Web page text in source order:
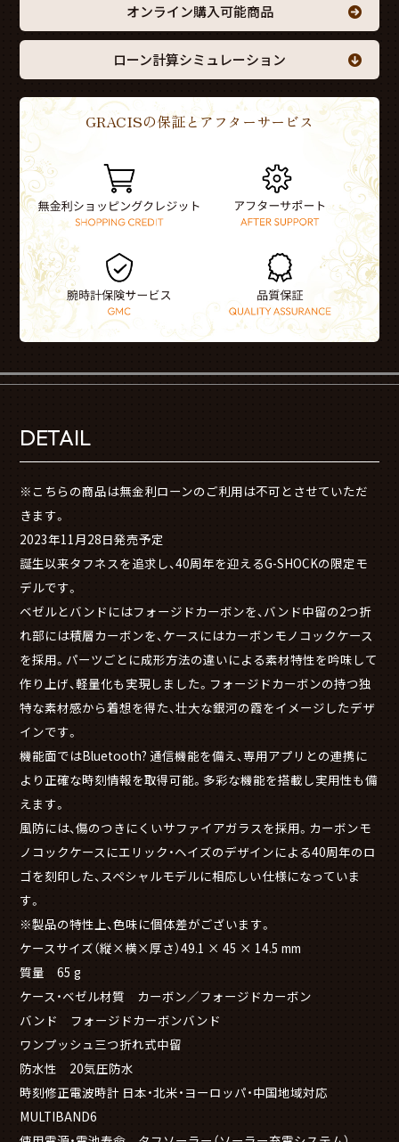
オンライン購入可能商品
ローン計算シミュレーション
GRACISの保証とアフターサービス
DETAIL
※こちらの商品は無金利ローンのご利用は不可とさせていただ
きます。
2023年11月28日発売予定
誕生以来タフネスを追求し、40周年を迎えるG-SHOCKの限定モ
デルです。
ベゼルとバンドにはフォージドカーボンを、バンド中留の2つ折
れ部には積層カーボンを、ケースにはカーボンモノコックケース
を採用。パーツごとに成形方法の違いによる素材特性を吟味して
作り上げ、軽量化も実現しました。フォージドカーボンの持つ独
特な素材感から着想を得た、壮大な銀河の霞をイメージしたデザ
インです。
機能面ではBluetooth? 通信機能を備え、専用アプリとの連携に
より正確な時刻情報を取得可能。多彩な機能を搭載し実用性も備
えます。
風防には、傷のつきにくいサファイアガラスを採用。カーボンモ
ノコックケースにエリック・ヘイズのデザインによる40周年のロ
ゴを刻印した、スペシャルモデルに相応しい仕様になっていま
す。
※製品の特性上、色味に個体差がございます。
ケースサイズ（縦×横×厚さ）49.1 × 45 × 14.5 mm
質量 65 g
ケース・ベゼル材質 カーボン／フォージドカーボン
バンド フォージドカーボンバンド
ワンプッシュ三つ折れ式中留
防水性 20気圧防水
時刻修正電波時計 日本・北米・ヨーロッパ・中国地域対応
MULTIBAND6